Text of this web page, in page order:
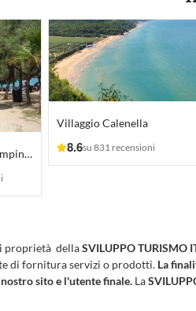
Torre Castiglione Camping Village
Villaggio Calenella
8.6su 831 recensioni
proprietà dellaSVILUPPO TURISMO
di fornitura servizi o prodotti. La
sito e l'utente finale. La